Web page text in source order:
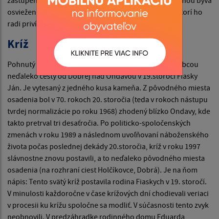
osviežením zvyklostí Malej Domaše. Obdarúva tých, ktorí ho
radi privítajú.
Kríž
Pohnutý osud postretol kríž, ktorý dal postaviť pred obcou
neďaleko cesty od Dobrej nad Ondavou v 19.storočí Fiasky
Ján. Je vytesaný z jedného kusa kameňa. Z pôvodného miesta
osadenia bol v 70. rokoch 20. storočia (teda v rokoch nástupu
tvrdej normalizácie po roku 1968) zhodený blízko Ondavy, kde
takto pretrval tri desaťročia. Po politicko-spoločenských
zmenách v roku 1989 a následnom uvoľňovaní náboženského
života počas poslednej dekády 20.storočia, kríž v roku 1997
slávnostne znovu postavili, a to neďaleko pôvodného miesta
osadenia (na rozhraní ciest Holčíkovce, Dobrá). Je na ňom
nápis: Tento svätý kríž postavila rodina Fiaskych v 19. storočí.
V minulosti každoročne v čase krížových dní chodievali veriaci
v procesii ku krížu spoločne sa modliť. V súčasnosti tento zvyk
neobnovili. V predzáhradke rodinného domu Eduarda